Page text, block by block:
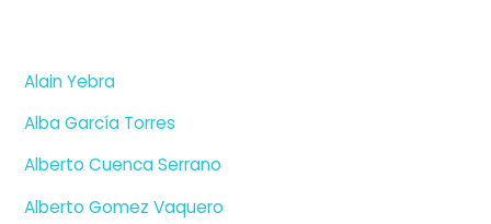
Alain Yebra
Alba García Torres
Alberto Cuenca Serrano
Alberto Gomez Vaquero